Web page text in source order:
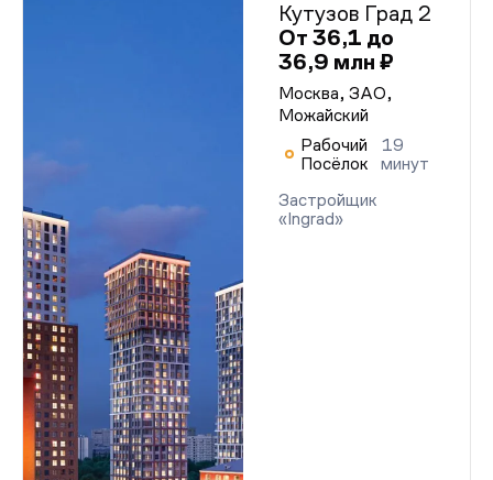
Кутузов Град 2
От 36,1 до
36,9 млн ₽
Москва, ЗАО,
Можайский
Рабочий
Посёлок
19
минут
Застройщик
«Ingrad»